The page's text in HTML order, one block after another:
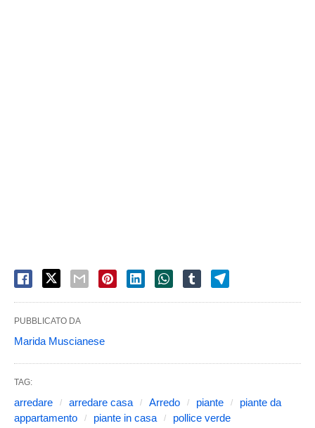
PUBBLICATO DA
Marida Muscianese
TAG:
arredare arredare casa Arredo piante
piante da
appartamento
piante in casa pollice verde